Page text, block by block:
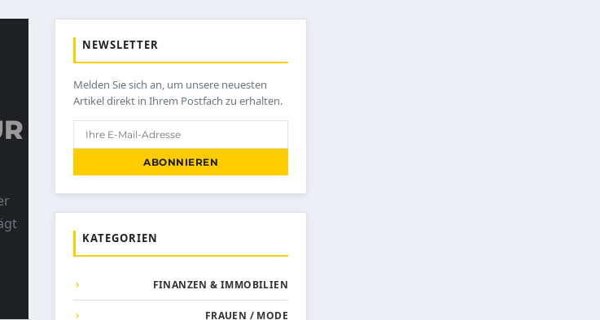
NEWSLETTER
Melden Sie sich an, um unsere neuesten
Artikel direkt in Ihrem Postfach zu erhalten.
ABONNIEREN
KATEGORIEN
FINANZEN & IMMOBILIEN
FRAUEN / MODE